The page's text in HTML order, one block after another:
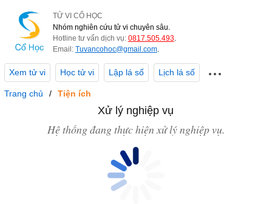
TỬ VI CỔ HỌC
Nhóm nghiên cứu tử vi chuyên sâu.
Hotline tư vấn dịch vụ: 0817.505.493.
Email: Tuvancohoc@gmail.com.
Xem tử vi Học tử vi Lập lá số Lịch lá số
Trang chủ Tiện ích
Xử lý nghiệp vụ
Hệ thống đang thực hiện xử lý nghiệp vụ.